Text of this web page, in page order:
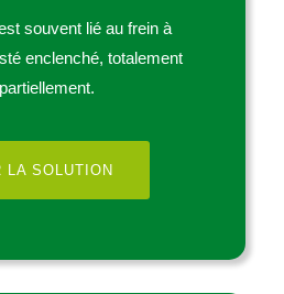
souvent lié au frein à
enclenché, totalement
LA SOLUTION